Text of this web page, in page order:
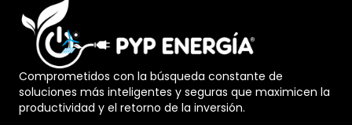
Comprometidos con la búsqueda constante de
soluciones más inteligentes y seguras que maximicen la
productividad y el retorno de la inversión.